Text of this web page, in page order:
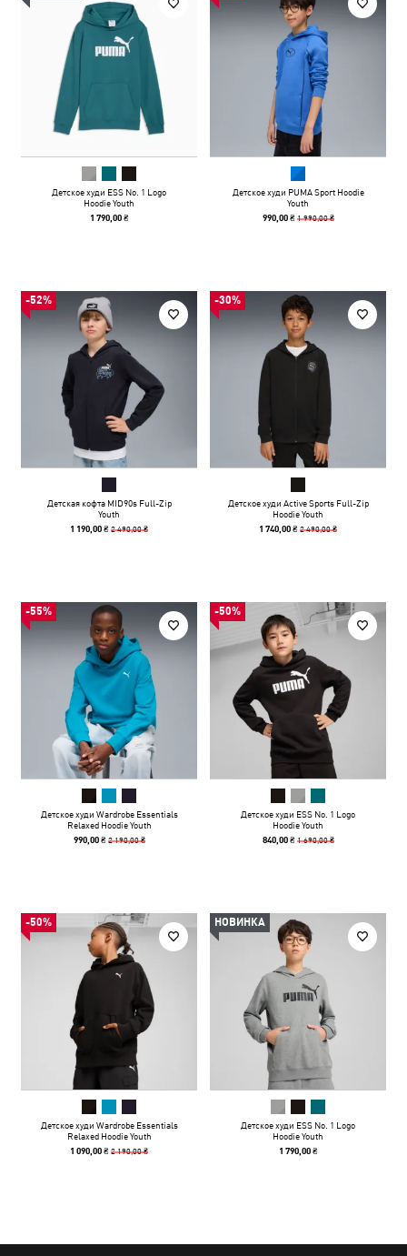
Детское худи ESS No. 1 Logo
Hoodie Youth
1 790,00 ₴
Детское худи PUMA Sport Hoodie
Youth
990,00 ₴ 1 990,00 ₴
-52%
Детская кофта MID90s Full-Zip
Youth
1 190,00 ₴2 490,00 ₴
-30%
Детское худи Active Sports Full-Zip
Hoodie Youth
1 740,00 ₴2 490,00 ₴
-55%
Детское худи Wardrobe Essentials
Relaxed Hoodie Youth
990,00 ₴ 2 190,00 ₴
-50%
Детское худи ESS No. 1 Logo
Hoodie Youth
840,00 ₴ 1 690,00 ₴
-50%
Детское худи Wardrobe Essentials
Relaxed Hoodie Youth
1 090,00 ₴2 190,00 ₴
НОВИНКА
Детское худи ESS No. 1 Logo
Hoodie Youth
1 790,00 ₴